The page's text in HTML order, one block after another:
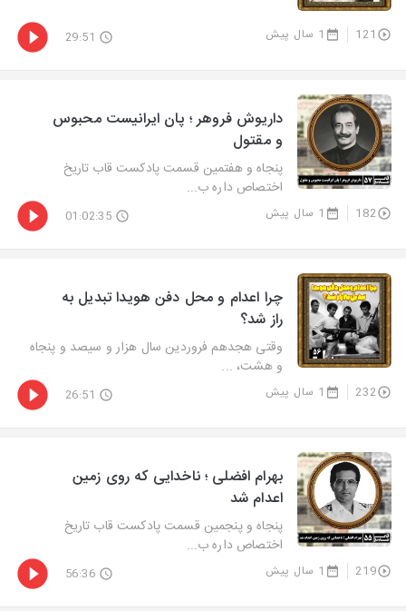
121 1 سال پیش 29:51
داریوش فروهر ؛ پان ایرانیست محبوس
و مقتول
پنجاه و هفتمین قسمت پادکست قاب تاریخ
اختصاص داره ب...
182 1 سال پیش 01:02:35
چرا اعدام و محل دفن هویدا تبدیل به
راز شد؟
وقتی هجدهم فروردین سال هزار و سیصد و پنجاه
و هشت، ...
232 1 سال پیش 26:51
بهرام افضلی ؛ ناخدایی که روی زمین
اعدام شد
پنجاه و پنجمین قسمت پادکست قاب تاریخ
اختصاص داره ب...
219 1 سال پیش 56:36